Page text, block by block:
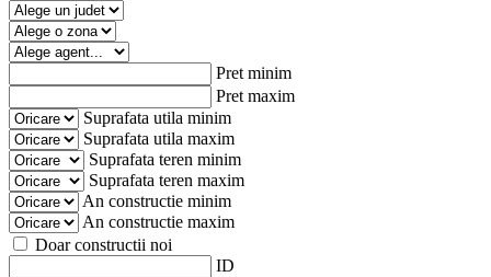
Pret minim
Pret maxim
Suprafata utila minim
Suprafata utila maxim
Suprafata teren minim
Suprafata teren maxim
An constructie minim
An constructie maxim
Doar constructii noi
ID